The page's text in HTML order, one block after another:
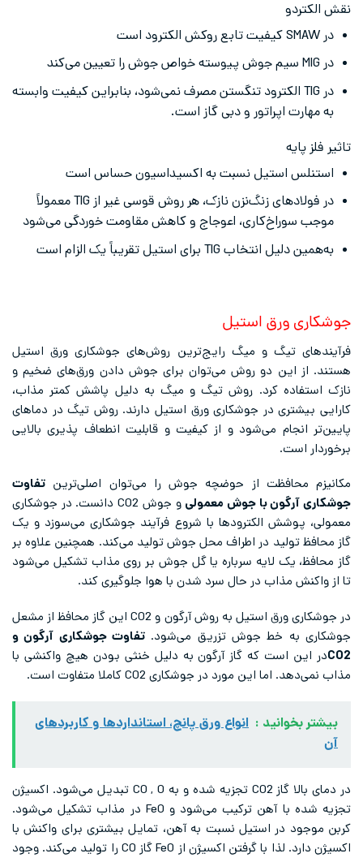
نقش الکتردو
در SMAW کیفیت تابع روکش الکترود است
در MIG سیم جوش پیوسته خواص جوش را تعیین می‌کند
در TIG الکترود تنگستن مصرف نمی‌شود، بنابراین کیفیت وابسته
به مهارت اپراتور و دبی گاز است.
تاثیر فلز پایه
استنلس استیل نسبت به اکسیداسیون حساس است
در فولادهای زنگ‌نزن نازک، هر روش قوسی غیر از TIG معمولاً
موجب سوراخ‌کاری، اعوجاج و کاهش مقاومت خوردگی می‌شود
به‌همین دلیل انتخاب TIG برای استیل تقریباً یک الزام است
جوشکاری ورق استیل
فرآیندهای تیگ و میگ رایج‌ترین روش‌های جوشکاری ورق استیل
هستند. از این دو روش می‌توان برای جوش دادن ورق‌های ضخیم و
نازک استفاده کرد. روش تیگ و میگ به دلیل پاشش کمتر مذاب،
کارایی بیشتری در جوشکاری ورق استیل دارند. روش تیگ در دماهای
پایین‌تر انجام می‌شود و از کیفیت و قابلیت انطعاف پذیری بالایی
برخوردار است.
مکانیزم محافظت از حوضچه جوش را می‌توان اصلی‌ترین تفاوت
جوشکاری آرگون با جوش معمولی
و جوش CO2 دانست. در جوشکاری
معمولی، پوشش الکترودها با شروع فرآیند جوشکاری می‌سوزد و یک
گاز محافظ تولید در اطراف محل جوش تولید می‌کند. همچنین علاوه بر
گاز محافظ، یک لایه سرباره یا گل جوش بر روی مذاب تشکیل می‌شود
تا از واکنش مذاب در حال سرد شدن با هوا جلوگیری کند.
در جوشکاری ورق استیل به روش آرگون و CO2 این گاز محافظ از مشعل
جوشکاری به خط جوش تزریق می‌شود. تفاوت جوشکاری آرگون و
CO2در این است که گاز آرگون به دلیل خنثی بودن هیچ واکنشی با
مذاب نمی‌دهد. اما این مورد در جوشکاری CO2 کاملا متفاوت است.
بیشتر بخوانید : انواع ورق پانچ، استانداردها و کاربرد‌های
آن
در دمای بالا گاز CO2 تجزیه شده و به CO , O تبدیل می‌شود. اکسیژن
تجزیه شده با آهن ترکیب می‌شود و FeO در مذاب تشکیل می‌شود.
کربن موجود در استیل نسبت به آهن، تمایل بیشتری برای واکنش با
اکسیژن دارد. لذا با گرفتن اکسیژن از FeO گاز CO را تولید می‌کند. وجود